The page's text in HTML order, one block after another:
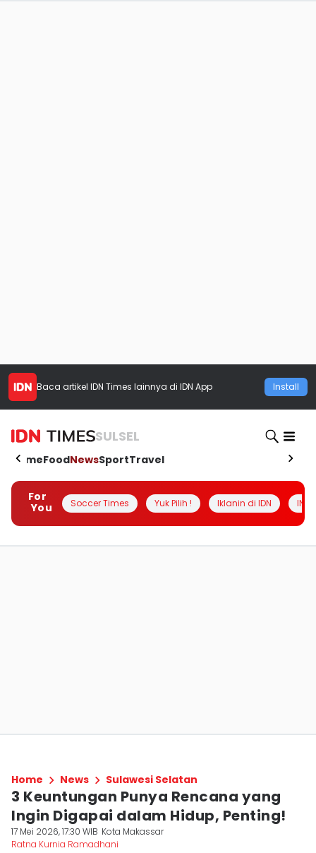
Baca artikel IDN Times lainnya di IDN App Install
SULSEL
HomeFoodNewsSportTravel
For
You
Soccer Times Yuk Pilih ! Iklanin di IDN
Home News Sulawesi Selatan
3 Keuntungan Punya Rencana yang
Ingin Digapai dalam Hidup, Penting!
17 Mei 2026, 17:30 WIB Kota Makassar
Ratna Kurnia Ramadhani